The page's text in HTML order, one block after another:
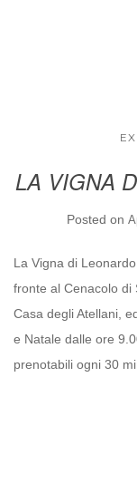
LA VIGNA
Posted on
La Vigna di
fronte al Cenacolo di
Casa degli Atellani,
e Natale dalle ore
prenotabili ogni 30